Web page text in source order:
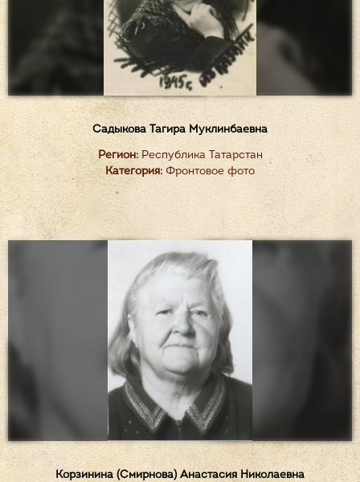
Садыкова Тагира Муклинбаевна
Регион:Республика Татарстан
Категория:Фронтовое фото
Корзинина (Смирнова) Анастасия Николаевна